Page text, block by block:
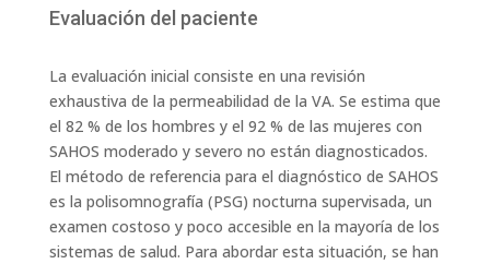
Evaluación del paciente
La evaluación inicial consiste en una revisión
exhaustiva de la permeabilidad de la VA. Se estima que
el 82 % de los hombres y el 92 % de las mujeres con
SAHOS moderado y severo no están diagnosticados.
El método de referencia para el diagnóstico de SAHOS
es la polisomnografía (PSG) nocturna supervisada, un
examen costoso y poco accesible en la mayoría de los
sistemas de salud. Para abordar esta situación, se han